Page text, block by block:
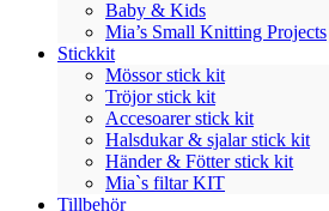
Baby & Kids
Mia’s Small Knitting Projects
Stickkit
Mössor stick kit
Tröjor stick kit
Accesoarer stick kit
Halsdukar & sjalar stick kit
Händer & Fötter stick kit
Mia`s filtar KIT
Tillbehör